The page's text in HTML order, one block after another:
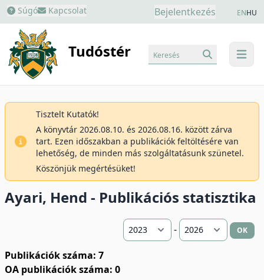
Súgó Kapcsolat Bejelentkezés ENHU
Tudóstér menu
Keresés
Tisztelt Kutatók!
A könyvtár 2026.08.10. és 2026.08.16. között zárva
tart. Ezen időszakban a publikációk feltöltésére van
lehetőség, de minden más szolgáltatásunk szünetel.
Köszönjük megértésüket!
Ayari, Hend - Publikációs statisztika
- OK
Publikációk száma: 7
OA publikációk száma: 0